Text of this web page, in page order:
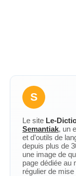
S
Le site Le-
Semantiak, un
et d’outils de
depuis plus de
une image de
page dédiée au
régulier de